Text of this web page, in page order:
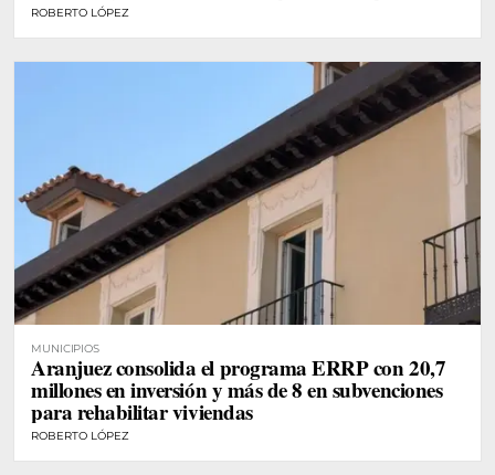
ROBERTO LÓPEZ
MUNICIPIOS
Aranjuez consolida el programa ERRP con 20,7
millones en inversión y más de 8 en subvenciones
para rehabilitar viviendas
ROBERTO LÓPEZ